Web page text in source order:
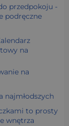
przedpokoju -
podręczne
na
na
najmłodszych
to prosty
wnętrza